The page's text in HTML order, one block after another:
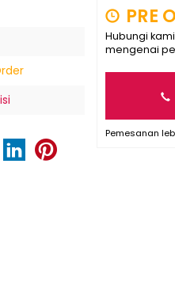
PRE
Hubungi
mengenai
Pemesanan